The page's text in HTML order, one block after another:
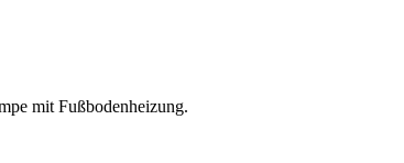
mit Fußbodenheizung.